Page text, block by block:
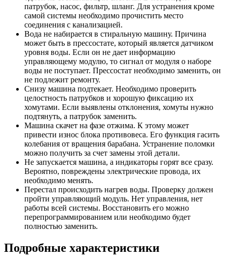
патрубок, насос, фильтр, шланг. Для устранения кроме
самой системы необходимо прочистить место
соединения с канализацией.
Вода не набирается в стиральную машину. Причина
может быть в прессостате, который является датчиком
уровня воды. Если он не дает информацию
управляющему модулю, то сигнал от модуля о наборе
воды не поступает. Прессостат необходимо заменить, он
не подлежит ремонту.
Снизу машина подтекает. Необходимо проверить
целостность патрубков и хорошую фиксацию их
хомутами. Если выявлены отклонения, хомуты нужно
подтянуть, а патрубок заменить.
Машина скачет на фазе отжима. К этому может
привести износ блока противовеса. Его функция гасить
колебания от вращения барабана. Устранение поломки
можно получить за счет замены этой детали.
Не запускается машина, а индикаторы горят все сразу.
Вероятно, повреждены электрические провода, их
необходимо менять.
Перестал происходить нагрев воды. Проверку должен
пройти управляющий модуль. Нет управления, нет
работы всей системы. Восстановить его можно
перепрограммированием или необходимо будет
полностью заменить.
Подробные характеристики